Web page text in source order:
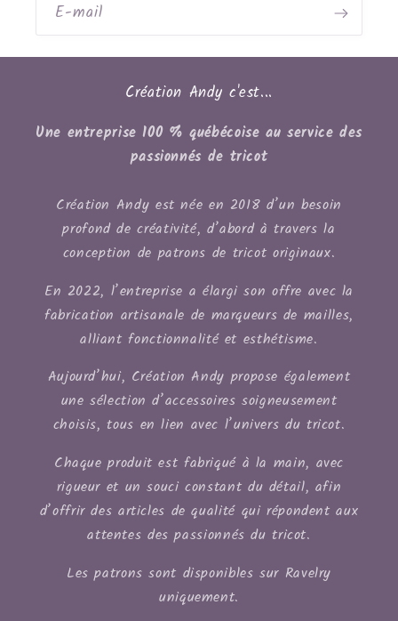
E-mail
Création Andy c'est...
Une entreprise 100 % québécoise au service des
passionnés de tricot
Création Andy est née en 2018 d’un besoin
profond de créativité, d’abord à travers la
conception de patrons de tricot originaux.
En 2022, l’entreprise a élargi son offre avec la
fabrication artisanale de marqueurs de mailles,
alliant fonctionnalité et esthétisme.
Aujourd’hui, Création Andy propose également
une sélection d’accessoires soigneusement
choisis, tous en lien avec l’univers du tricot.
Chaque produit est fabriqué à la main, avec
rigueur et un souci constant du détail, afin
d’offrir des articles de qualité qui répondent aux
attentes des passionnés du tricot.
Les patrons sont disponibles sur Ravelry
uniquement.